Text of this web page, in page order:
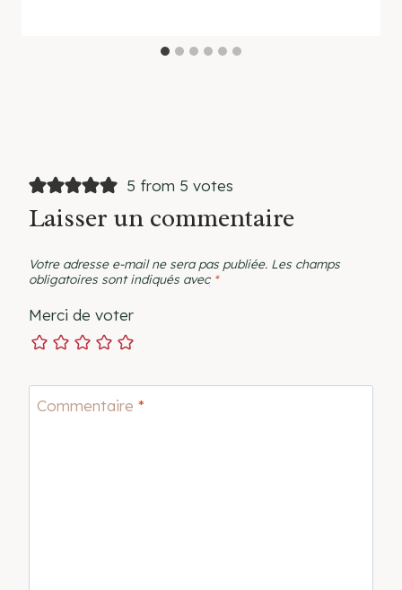
5 from 5 votes
Laisser un commentaire
Votre adresse e-mail ne sera pas publiée. Les champs
obligatoires sont indiqués avec *
Merci de voter
Commentaire *